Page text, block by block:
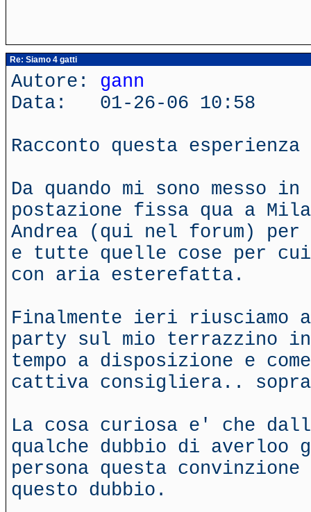
Re: Siamo 4 gatti
Autore: gann
Data: 01-26-06 10:58
Racconto questa
Da quando mi sono messo
postazione fissa qua a
Andrea (qui nel forum) per
e tutte quelle cose per
con aria esterefatta.
Finalmente ieri riusciamo
party sul mio terrazzino
tempo a disposizione e
cattiva consigliera..
La cosa curiosa e' che
qualche dubbio di averloo
persona questa
questo dubbio.